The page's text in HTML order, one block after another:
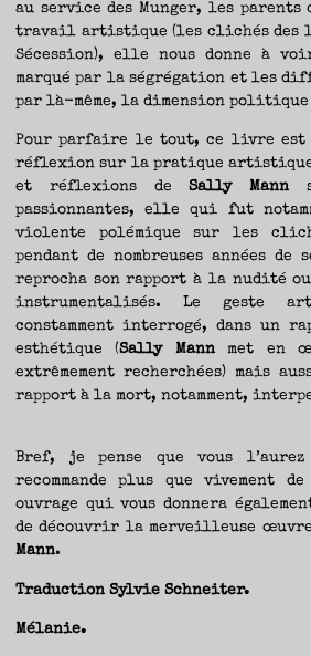
au service des Munger, les parents
travail artistique (les clichés des
Sécession), elle nous donne à
marqué par la ségrégation et les
par là-même, la dimension politique
Pour parfaire le tout, ce livre est
réflexion sur la pratique
et réflexions deSally Mann
passionnantes, elle qui fut
violente polémique sur les
pendant de nombreuses années
reprocha son rapport à la nudité
instrumentalisés. Le geste
constamment interrogé, dans un
esthétique (Sally Mann met en
extrêmement recherchées) mais
rapport à la mort, notamment,
Bref, je pense que vous
recommande plus que vivement
ouvrage qui vous donnera
de découvrir la merveilleuse
Mann.
Traduction Sylvie Schneiter.
Mélanie.